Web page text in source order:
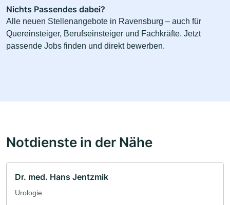
Nichts Passendes dabei?
Alle neuen Stellenangebote in Ravensburg – auch für
Quereinsteiger, Berufseinsteiger und Fachkräfte. Jetzt
passende Jobs finden und direkt bewerben.
Notdienste in der Nähe
Dr. med. Hans Jentzmik
Urologie